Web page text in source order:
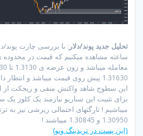
تحلیل جدید پوند/دلار
1.31630 پیش روی قیمت میباشد و
این سطوح شاهد واکنش منفی و ریجکت از
1.30950 و 1.30845 میباشند !
(این پست در تریدینگ ویو)